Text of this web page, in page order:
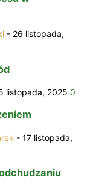
- 26 listopada,
listopada, 2025 0
- 17 listopada,